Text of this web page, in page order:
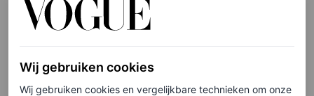
A post shared by Olivia Dean (@oliviadeano)
Wij gebruiken cookies
Wij gebruiken cookies en vergelijkbare technieken om onze